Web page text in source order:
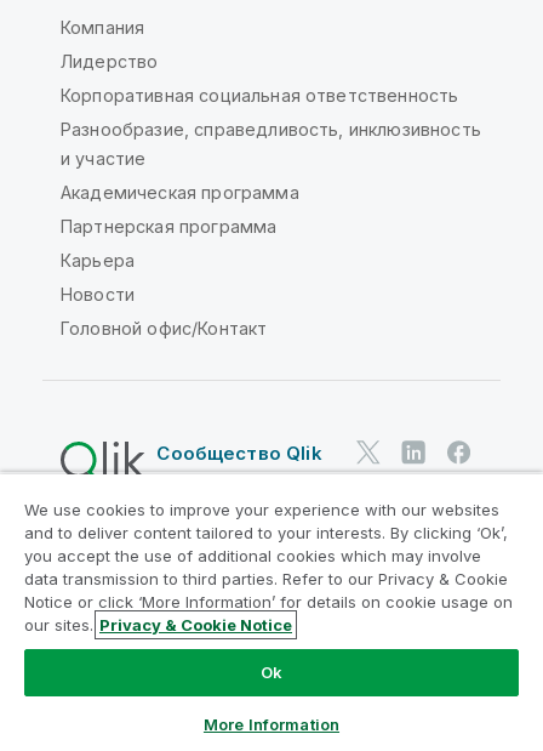
Компания
Лидерство
Корпоративная социальная ответственность
Разнообразие, справедливость, инклюзивность
и участие
Академическая программа
Партнерская программа
Карьера
Новости
Головной офис/Контакт
Сообщество Qlik
Юридические соглашения
Условия использования продуктов
Legal Policies
Юридические положения
Условия использования
Товарные знаки
Do Not Share My Info
© QlikTech International AB, 1993-2026. Все права
We use cookies to improve your experience with our websites
and to deliver content tailored to your interests. By clicking ‘Ok’,
you accept the use of additional cookies which may involve
data transmission to third parties. Refer to our Privacy & Cookie
Notice or click ‘More Information’ for details on cookie usage on
our sites. Privacy & Cookie Notice
Ok
More Information